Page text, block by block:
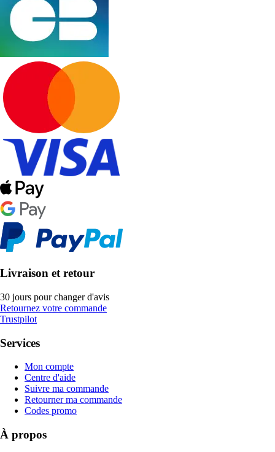
Livraison et retour
30 jours pour changer d'avis
Retournez votre commande
Trustpilot
Services
Mon compte
Centre d'aide
Suivre ma commande
Retourner ma commande
Codes promo
À propos